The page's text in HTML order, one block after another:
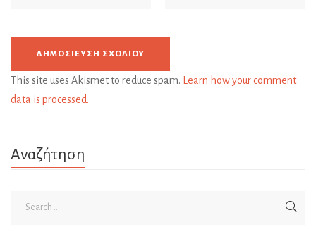
This site uses Akismet to reduce spam.
Learn how your comment
data is processed.
Αναζήτηση